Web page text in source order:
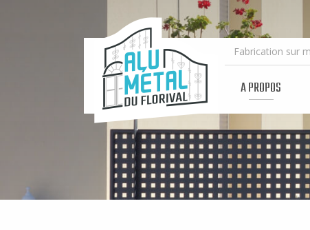
ALU
MÉTAL
DU
FLORIVAL
A PROPOS